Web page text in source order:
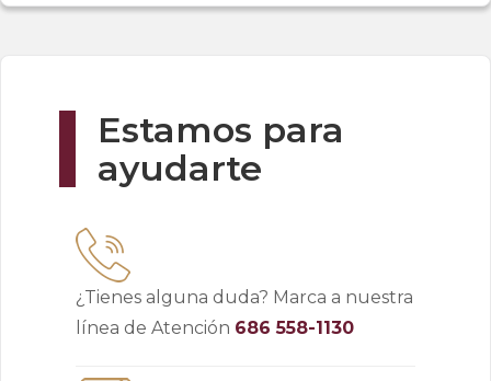
Estamos para
ayudarte
¿Tienes alguna duda? Marca a nuestra
línea de Atención 686 558-1130